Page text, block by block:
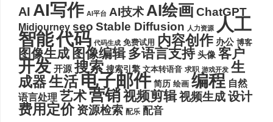
AI AI写作 AI平台 AI技术AI绘画ChatGPT
Midjourney seo Stable Diffusion 人力资源 人工
智能代码 代码生成 免费试用 内容创作 办公 博客
图像生成 图像编辑 多语言支持 头像 客户
开发 开源 搜索 搜索引擎 文本转语音 求职 游戏开发 生
成器生活电子邮件 简历 绘画 编程 自然
语言处理 艺术营销视频剪辑视频生成设计
费用定价 资源检索 配乐 配音